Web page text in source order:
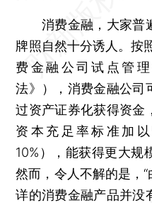
消费金融，大家普
牌照自然十分诱人。按
费金融公司试点管
法》），消费金融公司
过资产证券化获得资金
资本充足率标准加
10%），能获得更大规
然而，令人不解的是，“
详的消费金融产品并没